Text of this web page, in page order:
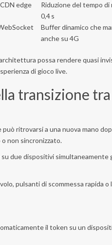
edge
Riduzione del tempo di
0,4 s
Buffer dinamico che
anche su 4G
possa rendere quasi
di gioco live.
transizione
ritrovarsi a una nuova mano
non sincronizzato.
due dispositivi
pulsanti di scommessa rapida o
il token su un